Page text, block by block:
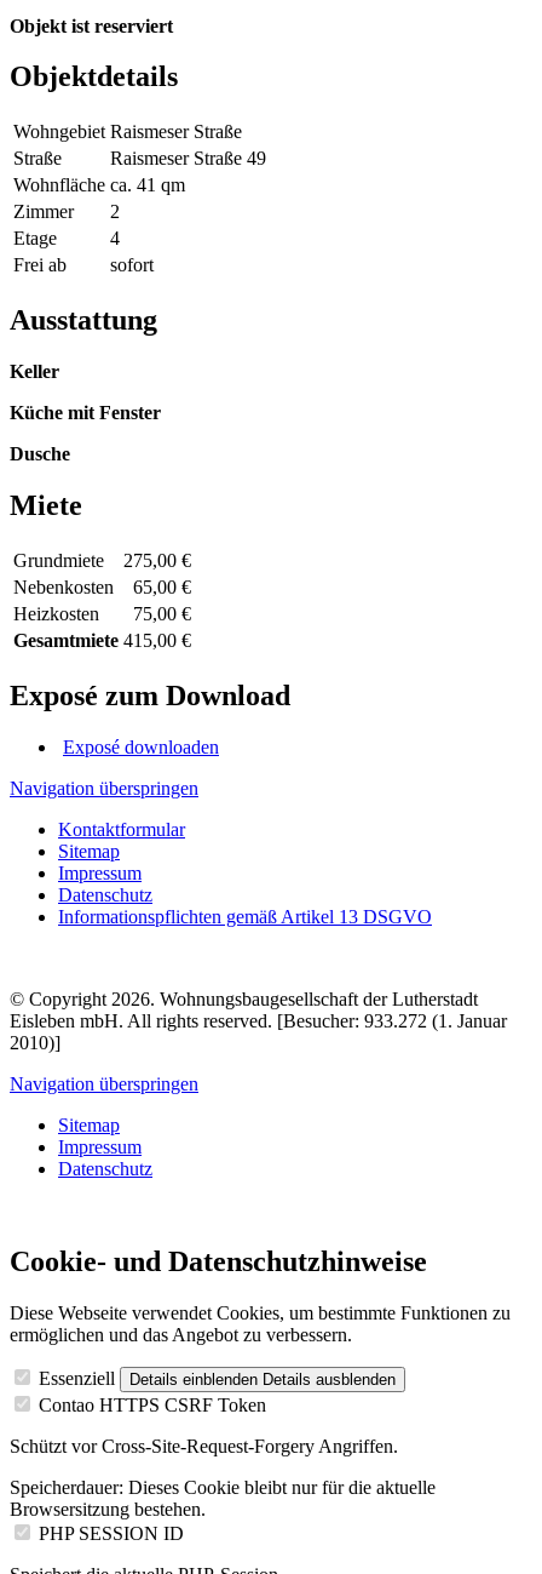
Objekt ist reserviert
Objektdetails
Wohngebiet Raismeser Straße
Straße
Raismeser Straße 49
Wohnfläche ca. 41 qm
Zimmer
2
Etage
4
Frei ab
sofort
Ausstattung
Keller
Küche mit Fenster
Dusche
Miete
Grundmiete
275,00 €
Nebenkosten
65,00 €
Heizkosten
75,00 €
Gesamtmiete 415,00 €
Exposé zum Download
Exposé downloaden
Navigation überspringen
Kontaktformular
Sitemap
Impressum
Datenschutz
Informationspflichten gemäß Artikel 13 DSGVO
© Copyright 2026. Wohnungsbaugesellschaft der Lutherstadt
Eisleben mbH. All rights reserved. [Besucher: 933.272 (1. Januar
2010)]
Navigation überspringen
Sitemap
Impressum
Datenschutz
Cookie- und Datenschutzhinweise
Diese Webseite verwendet Cookies, um bestimmte Funktionen zu
ermöglichen und das Angebot zu verbessern.
Essenziell Details einblenden Details ausblenden
Contao HTTPS CSRF Token
Schützt vor Cross-Site-Request-Forgery Angriffen.
Speicherdauer: Dieses Cookie bleibt nur für die aktuelle
Browsersitzung bestehen.
PHP SESSION ID